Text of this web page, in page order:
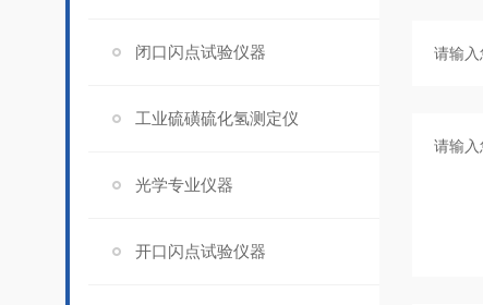
闭口闪点试验仪器
工业硫磺硫化氢测定仪
光学专业仪器
开口闪点试验仪器